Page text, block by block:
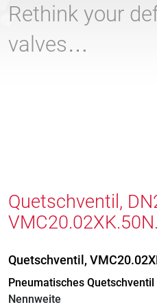
Rethink your
valves…
Quetschventil,
Quetschventil,
Pneumatisches
Nennweite